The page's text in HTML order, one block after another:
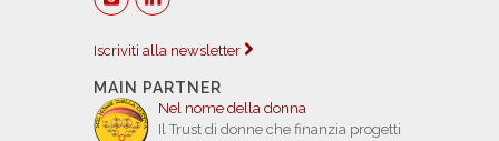
Iscriviti alla newsletter
MAIN PARTNER
Nel nome della donna
Il Trust di donne che finanzia progetti